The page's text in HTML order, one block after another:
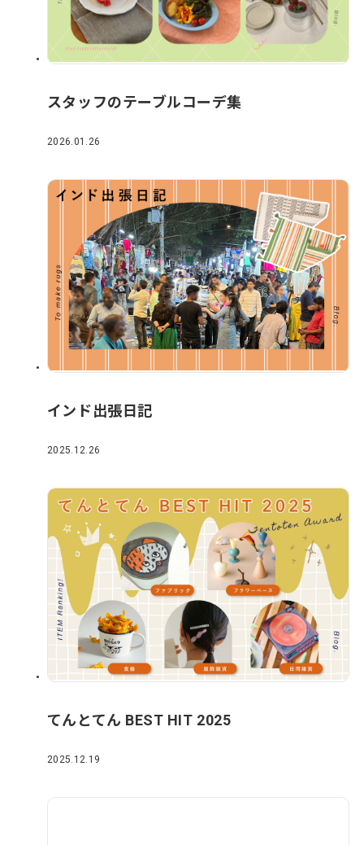
スタッフのテーブルコーデ集
2026.01.26
インド出張日記
2025.12.26
てんとてん BEST HIT 2025
2025.12.19